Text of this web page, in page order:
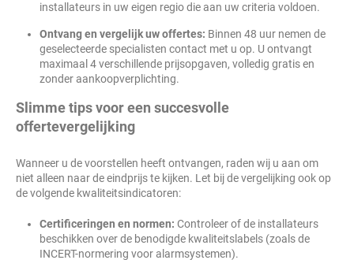
installateurs in uw eigen regio die aan uw criteria voldoen.
Ontvang en vergelijk uw offertes: Binnen 48 uur nemen de
geselecteerde specialisten contact met u op. U ontvangt
maximaal 4verschillende prijsopgaven, volledig gratis en
zonder aankoopverplichting.
Slimme tips voor een succesvolle
offertevergelijking
Wanneer u de voorstellen heeft ontvangen, raden wij u aan om
niet alleen naar de eindprijs te kijken. Let bij de vergelijking ook op
de volgende kwaliteitsindicatoren:
Certificeringen en normen: Controleer of de installateurs
beschikken over de benodigde kwaliteitslabels (zoals de
INCERT-normering voor alarmsystemen).